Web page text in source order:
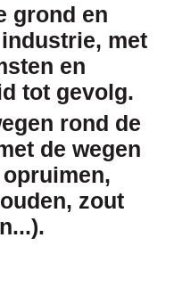
grond en
met
en
tot gevolg.
rond de
de wegen
zout